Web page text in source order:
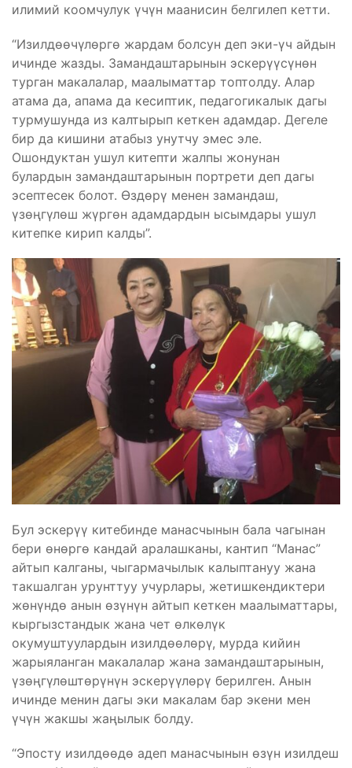
илимий коомчулук үчүн маанисин белгилеп кетти.
“Изилдөөчүлөргө жардам болсун деп эки-үч айдын
ичинде жазды. Замандаштарынын эскерүүсүнөн
турган макалалар, маалыматтар топтолду. Алар
атама да, апама да кесиптик, педагогикалык дагы
турмушунда из калтырып кеткен адамдар. Дегеле
бир да кишини атабыз унутчу эмес эле.
Ошондуктан ушул китепти жалпы жонунан
булардын замандаштарынын портрети деп дагы
эсептесек болот. Өздөрү менен замандаш,
үзөңгүлөш жүргөн адамдардын ысымдары ушул
китепке кирип калды”.
Бул эскерүү китебинде манасчынын бала чагынан
бери өнөргө кандай аралашканы, кантип “Манас”
айтып калганы, чыгармачылык калыптануу жана
такшалган урунттуу учурлары, жетишкендиктери
жөнүндө анын өзүнүн айтып кеткен маалыматтары,
кыргызстандык жана чет өлкөлүк
окумуштуулардын изилдөөлөрү, мурда кийин
жарыяланган макалалар жана замандаштарынын,
үзөңгүлөштөрүнүн эскерүүлөрү берилген. Анын
ичинде менин дагы эки макалам бар экени мен
үчүн жакшы жаңылык болду.
“Эпосту изилдөөдө адеп манасчынын өзүн изилдеш